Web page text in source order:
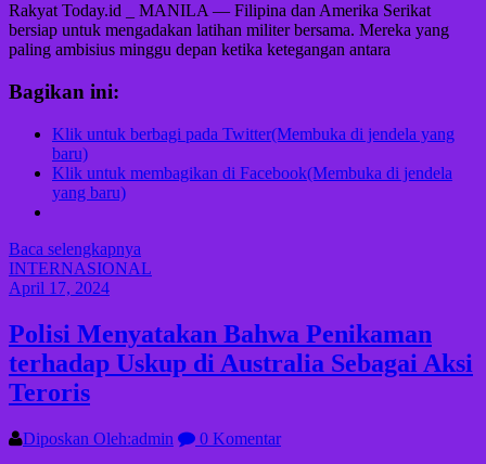
Rakyat Today.id _ MANILA — Filipina dan Amerika Serikat
bersiap untuk mengadakan latihan militer bersama. Mereka yang
paling ambisius minggu depan ketika ketegangan antara
Bagikan ini:
Klik untuk berbagi pada Twitter(Membuka di jendela yang
baru)
Klik untuk membagikan di Facebook(Membuka di jendela
yang baru)
Baca selengkapnya
INTERNASIONAL
April 17, 2024
Polisi Menyatakan Bahwa Penikaman
terhadap Uskup di Australia Sebagai Aksi
Teroris
Diposkan Oleh:admin
0 Komentar